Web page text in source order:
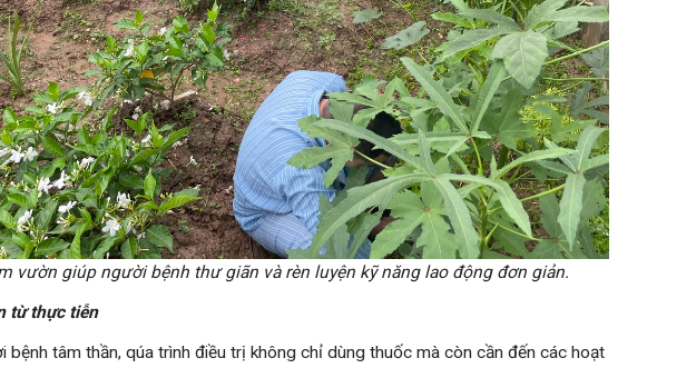
vườn giúp người bệnh thư giãn và rèn luyện kỹ năng lao động đơn giản.
từ thực tiễn
bệnh tâm thần, qúa trình điều trị không chỉ dùng thuốc mà còn cần đến các hoạt